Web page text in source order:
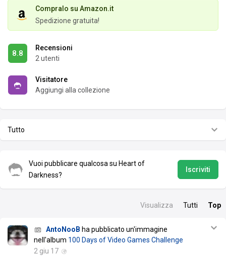
Compralo su Amazon.it
Spedizione gratuita!
8.8
Recensioni
2 utenti
Visitatore
Aggiungi alla collezione
Tutto
Vuoi pubblicare qualcosa su Heart of
Darkness?
Iscriviti
Visualizza Tutti Top
AntoNooB ha pubblicato un'immagine
nell'album 100 Days of Video Games Challenge
2 giu 17